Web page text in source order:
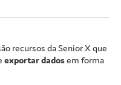
recursos daSenior X que
exportar dadosem forma